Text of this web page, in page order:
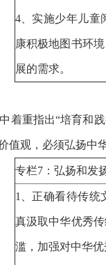
4、实施少年儿童
康积极地图书环
展的需求。
着重指出“培育和
值观，必须弘扬中
专栏7：弘扬和发
1、正确看待传统
真汲取中华优秀
滥，加强对中华